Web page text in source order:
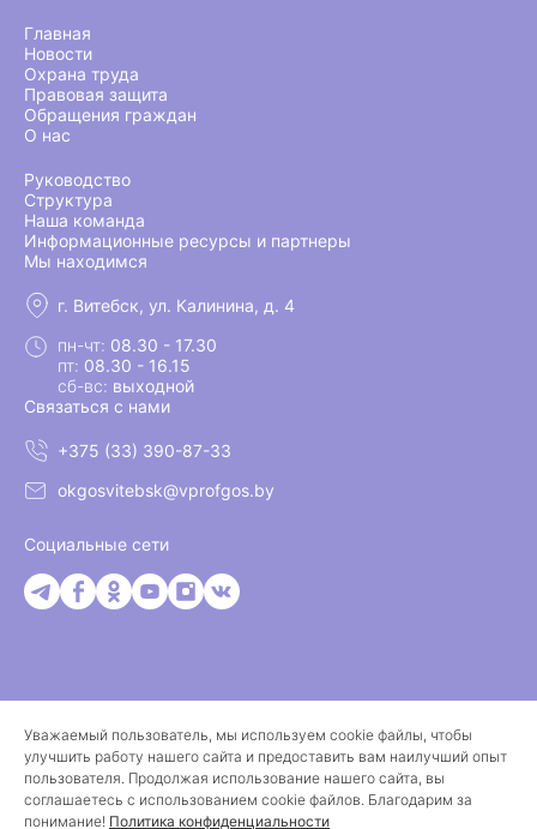
Уважаемый пользователь, мы используем cookie файлы, чтобы
улучшить работу нашего сайта и предоставить вам наилучший опыт
пользователя. Продолжая использование нашего сайта, вы
соглашаетесь с использованием cookie файлов. Благодарим за
понимание! Политика конфиденциальности
Главная
Новости
Охрана труда
Правовая защита
Обращения граждан
О нас
Руководство
Структура
Наша команда
Информационные ресурсы и партнеры
Мы находимся
г. Витебск, ул. Калинина, д. 4
пн-чт: 08.30 - 17.30
пт: 08.30 - 16.15
сб-вс: выходной
Связаться с нами
+375 (33) 390-87-33
okgosvitebsk@vprofgos.by
Социальные сети
© 2026 Витебская областная организация белорусского
профессионального союза работников государственных и
других учреждений